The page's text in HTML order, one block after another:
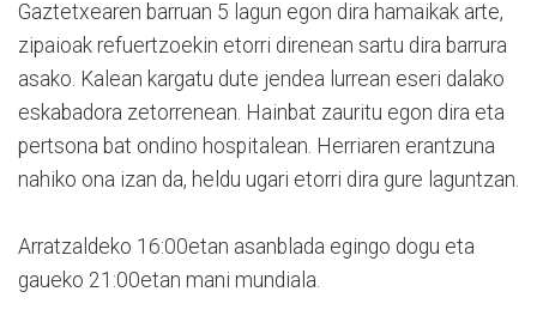
Gaztetxearen barruan 5 lagun egon dira hamaikak arte,
zipaioak refuertzoekin etorri direnean sartu dira barrura
asako. Kalean kargatu dute jendea lurrean eseri dalako
eskabadora zetorrenean. Hainbat zauritu egon dira eta
pertsona bat ondino hospitalean. Herriaren erantzuna
nahiko ona izan da, heldu ugari etorri dira gure laguntzan.
Arratzaldeko 16:00etan asanblada egingo dogu eta
gaueko 21:00etan mani mundiala.